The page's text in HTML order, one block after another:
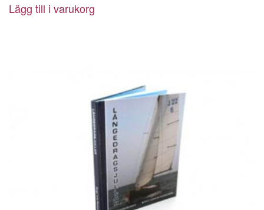
Lägg till i varukorg